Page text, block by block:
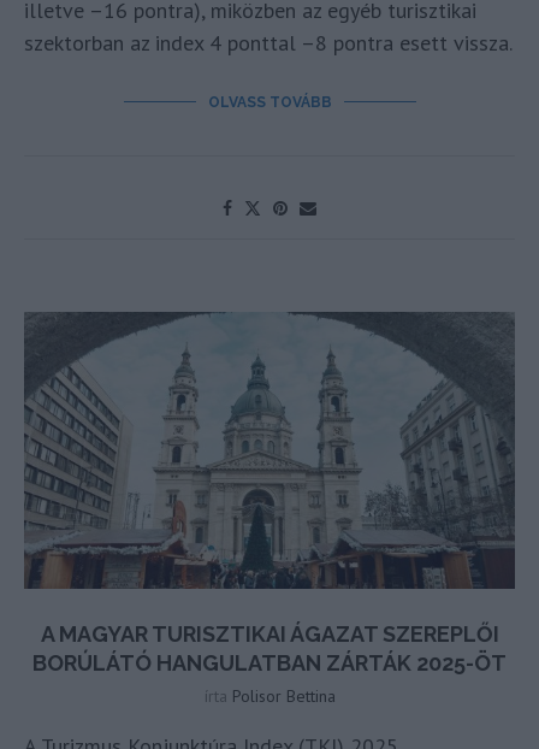
illetve –16 pontra), miközben az egyéb turisztikai
szektorban az index 4 ponttal –8 pontra esett vissza.
OLVASS TOVÁBB
A MAGYAR TURISZTIKAI ÁGAZAT SZEREPLŐI
BORÚLÁTÓ HANGULATBAN ZÁRTÁK 2025-ÖT
írta Polisor Bettina